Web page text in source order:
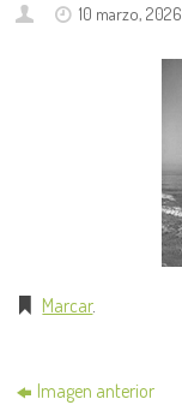
10 marzo, 2026
Marcar.
Imagen anterior